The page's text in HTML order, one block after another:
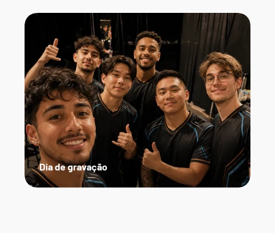
Dia de gravação